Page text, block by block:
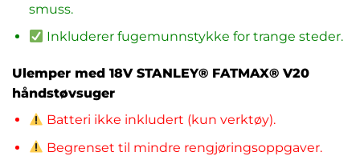
smuss.
Inkluderer fugemunnstykke for trange steder.
Ulemper med 18V STANLEY® FATMAX® V20
håndstøvsuger
Batteri ikke inkludert (kun verktøy).
Begrenset til mindre rengjøringsoppgaver.